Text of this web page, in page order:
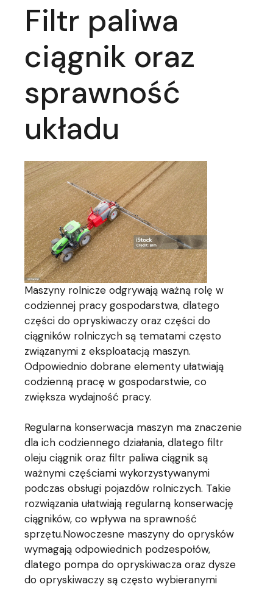
Filtr paliwa
ciągnik oraz
sprawność
układu
Maszyny rolnicze odgrywają ważną rolę w
codziennej pracy gospodarstwa, dlatego
części do opryskiwaczy oraz części do
ciągników rolniczych są tematami często
związanymi z eksploatacją maszyn.
Odpowiednio dobrane elementy ułatwiają
codzienną pracę w gospodarstwie, co
zwiększa wydajność pracy.
Regularna konserwacja maszyn ma znaczenie
dla ich codziennego działania, dlatego filtr
oleju ciągnik oraz filtr paliwa ciągnik są
ważnymi częściami wykorzystywanymi
podczas obsługi pojazdów rolniczych. Takie
rozwiązania ułatwiają regularną konserwację
ciągników, co wpływa na sprawność
sprzętu.Nowoczesne maszyny do oprysków
wymagają odpowiednich podzespołów,
dlatego pompa do opryskiwacza oraz dysze
do opryskiwaczy są często wybieranymi